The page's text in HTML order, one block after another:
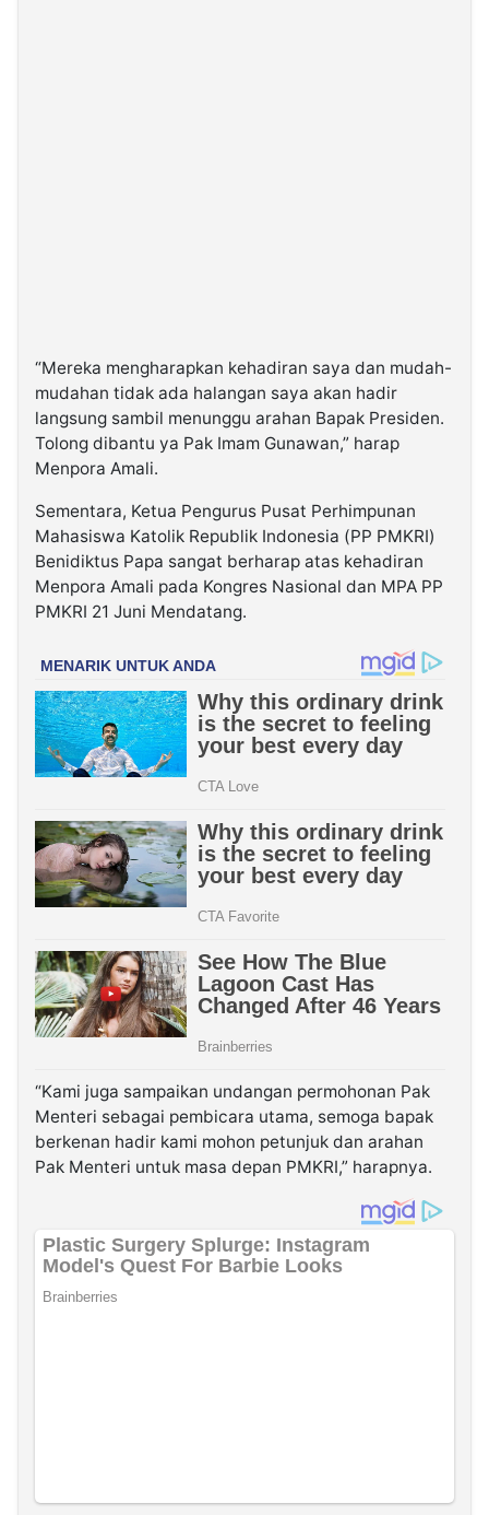
“Mereka mengharapkan kehadiran saya dan mudah-
mudahan tidak ada halangan saya akan hadir
langsung sambil menunggu arahan Bapak Presiden.
Tolong dibantu ya Pak Imam Gunawan,” harap
Menpora Amali.
Sementara, Ketua Pengurus Pusat Perhimpunan
Mahasiswa Katolik Republik Indonesia (PP PMKRI)
Benidiktus Papa sangat berharap atas kehadiran
Menpora Amali pada Kongres Nasional dan MPA PP
PMKRI 21 Juni Mendatang.
“Kami juga sampaikan undangan permohonan Pak
Menteri sebagai pembicara utama, semoga bapak
berkenan hadir kami mohon petunjuk dan arahan
Pak Menteri untuk masa depan PMKRI,” harapnya.